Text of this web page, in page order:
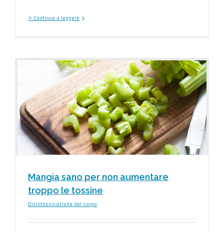
> Continua a leggere
Mangia sano per non aumentare
troppo le tossine
Disintossicazione del corpo